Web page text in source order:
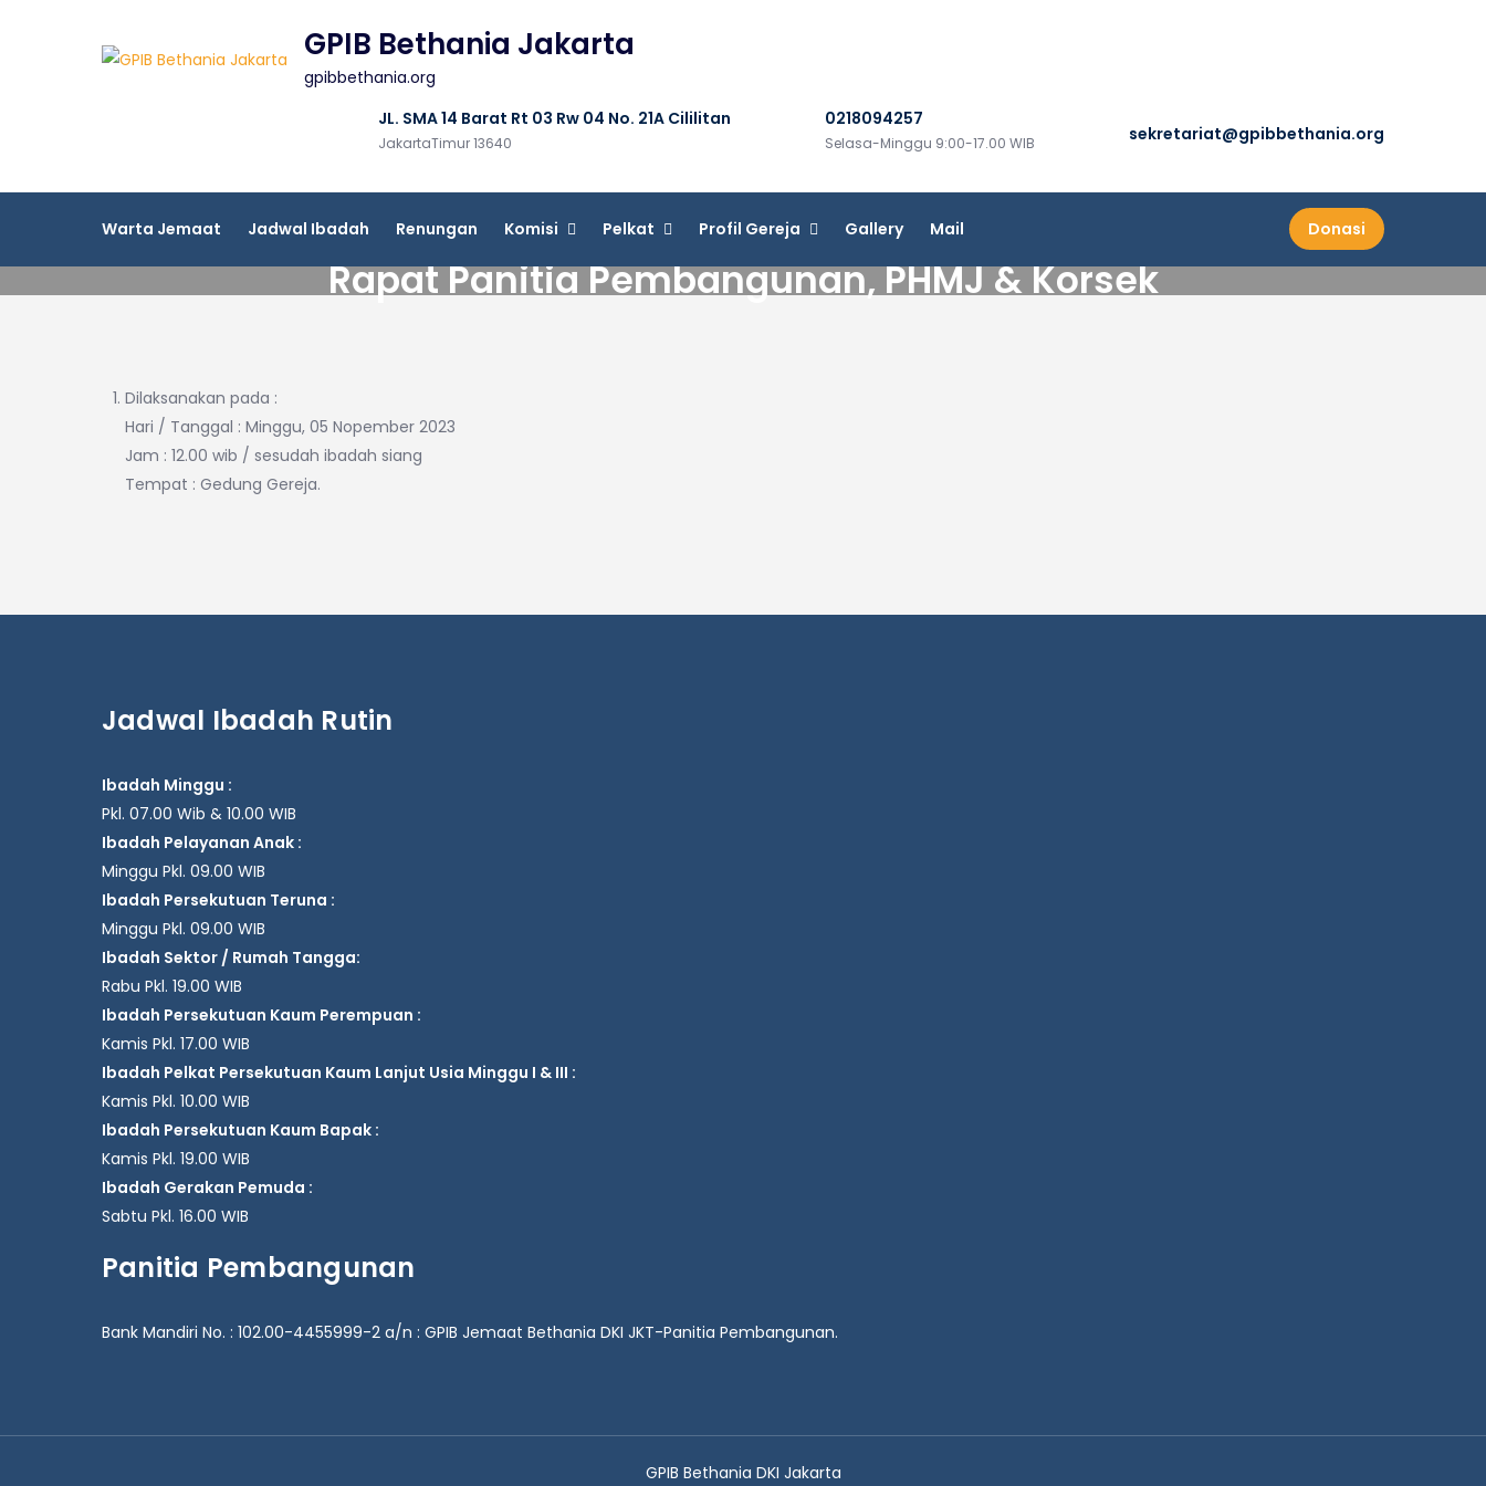
GPIB Bethania Jakarta
gpibbethania.org
JL. SMA 14 Barat Rt 03 Rw 04 No. 21A Cililitan
JakartaTimur 13640
0218094257
Selasa-Minggu 9:00-17.00 WIB sekretariat@gpibbethania.org
Warta Jemaat Jadwal Ibadah Renungan Komisi Pelkat Profil Gereja Gallery Mail Donasi
Rapat Panitia Pembangunan, PHMJ & Korsek
Dilaksanakan pada :
Hari / Tanggal : Minggu, 05 Nopember 2023
Jam : 12.00 wib / sesudah ibadah siang
Tempat : Gedung Gereja.
Jadwal Ibadah Rutin
Ibadah Minggu :
Pkl. 07.00 Wib & 10.00 WIB
Ibadah Pelayanan Anak :
Minggu Pkl. 09.00 WIB
Ibadah Persekutuan Teruna :
Minggu Pkl. 09.00 WIB
Ibadah Sektor / Rumah Tangga:
Rabu Pkl. 19.00 WIB
Ibadah Persekutuan Kaum Perempuan :
Kamis Pkl. 17.00 WIB
Ibadah Pelkat Persekutuan Kaum Lanjut Usia Minggu I & III :
Kamis Pkl. 10.00 WIB
Ibadah Persekutuan Kaum Bapak :
Kamis Pkl. 19.00 WIB
Ibadah Gerakan Pemuda :
Sabtu Pkl. 16.00 WIB
Panitia Pembangunan
Bank Mandiri No. : 102.00-4455999-2 a/n : GPIB Jemaat Bethania DKI JKT-Panitia Pembangunan.
GPIB Bethania DKI Jakarta